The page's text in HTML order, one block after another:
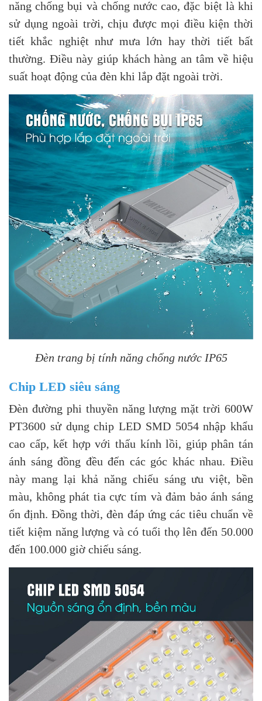
năng chống bụi và chống nước cao, đặc biệt là khi
sử dụng ngoài trời, chịu được mọi điều kiện thời
tiết khắc nghiệt như mưa lớn hay thời tiết bất
thường. Điều này giúp khách hàng an tâm về hiệu
suất hoạt động của đèn khi lắp đặt ngoài trời.
Đèn trang bị tính năng chống nước IP65
Chip LED siêu sáng
Đèn đường phi thuyền năng lượng mặt trời 600W
PT3600 sử dụng chip LED SMD 5054 nhập khẩu
cao cấp, kết hợp với thấu kính lồi, giúp phân tán
ánh sáng đồng đều đến các góc khác nhau. Điều
này mang lại khả năng chiếu sáng ưu việt, bền
màu, không phát tia cực tím và đảm bảo ánh sáng
ổn định. Đồng thời, đèn đáp ứng các tiêu chuẩn về
tiết kiệm năng lượng và có tuổi thọ lên đến 50.000
đến 100.000 giờ chiếu sáng.